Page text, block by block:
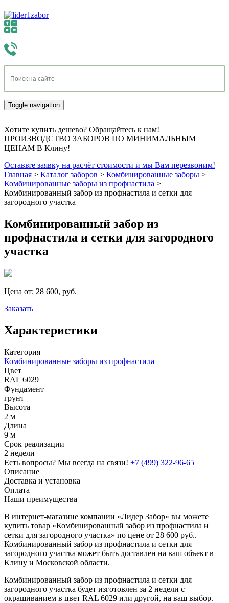
Toggle navigation
Хотите купить дешево? Обращайтесь к нам!
ПРОИЗВОДСТВО ЗАБОРОВ ПО МИНИМАЛЬНЫМ
ЦЕНАМ В Клину!
Оставьте заявку на расчёт стоимости и мы Вам перезвоним!
Главная > Каталог заборов > Комбинированные заборы >
Комбинированные заборы из профнастила >
Комбинированный забор из профнастила и сетки для
загородного участка
Комбинированный забор из
профнастила и сетки для загородного
участка
Цена от: 28 600, руб.
Заказать
Характеристики
Категория
Комбинированные заборы из профнастила
Цвет
RAL 6029
Фундамент
грунт
Высота
2 м
Длина
9 м
Срок реализации
2 недели
Есть вопросы? Мы всегда на связи! +7 (499) 322-96-65
Описание
Доставка и установка
Оплата
Наши преимущества
В интернет-магазине компании «Лидер Забор» вы можете
купить товар «Комбинированный забор из профнастила и
сетки для загородного участка» по цене от 28 600 руб..
Комбинированный забор из профнастила и сетки для
загородного участка может быть доставлен на ваш объект в
Клину и Московской области.
Комбинированный забор из профнастила и сетки для
загородного участка будет изготовлен за 2 недели с
окрашиванием в цвет RAL 6029 или другой, на ваш выбор.